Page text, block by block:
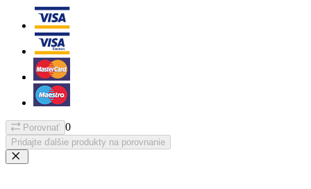
Porovnať 0
Pridajte ďalšie produkty na porovnanie